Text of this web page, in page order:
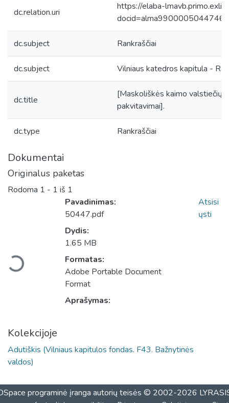
dc.relation.uri
https://elaba-
dc.subject Rankraščiai
dc.subject Vilniaus katedros kapitula -
dc.title
[Maskoliškės kaimo valstiečių
pakvitavimai].
dc.type Rankraščiai
Dokumentai
Originalus paketas
Rodoma 1 - 1 iš 1
Įkeliama...
Pavadinimas:
50447.pdf
Dydis:
1.65 MB
Formatas:
Adobe Portable Document
Format
Aprašymas:
Atsisi
ųsti
Kolekcijoje
Adutiškis (Vilniaus kapitulos fondas. F43. Bažnytinės
valdos)
programinė įranga autorių teisės © 2002-2026